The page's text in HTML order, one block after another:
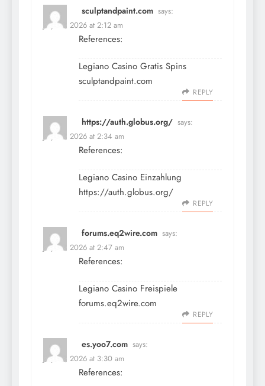
sculptandpaint.com says:
July 10, 2026 at 2:12 am
References:
Legiano Casino Gratis Spins
sculptandpaint.com
REPLY
https://auth.globus.org/ says:
July 10, 2026 at 2:34 am
References:
Legiano Casino Einzahlung
https://auth.globus.org/
REPLY
forums.eq2wire.com says:
July 10, 2026 at 2:47 am
References:
Legiano Casino Freispiele
forums.eq2wire.com
REPLY
es.yoo7.com says:
July 10, 2026 at 3:30 am
References: